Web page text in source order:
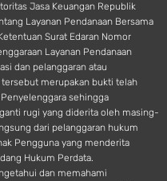
Jasa Keuangan Republik
Layanan Pendanaan Bersama
Surat Edaran Nomor
Layanan Pendanaan
dan pelanggaran atau
merupakan bukti telah
sehingga
rugi yang diderita oleh masing-
dari pelanggaran hukum
Pengguna yang menderita
Hukum Perdata.
dan memahami